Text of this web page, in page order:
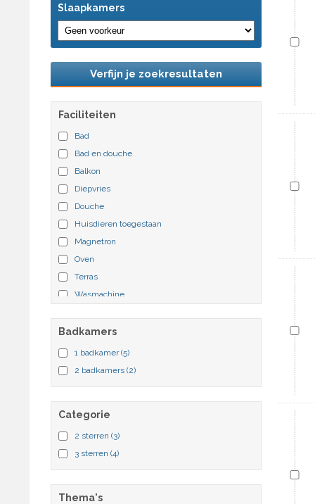
Slaapkamers
Verfijn je zoekresultaten
Faciliteiten
Bad
Bad en douche
Balkon
Diepvries
Douche
Huisdieren toegestaan
Magnetron
Oven
Terras
Wasmachine
Badkamers
1 badkamer(5)
2 badkamers (2)
Categorie
2 sterren (3)
3 sterren (4)
Thema's